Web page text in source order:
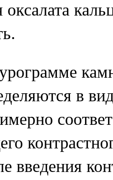
оксалата
в
введения